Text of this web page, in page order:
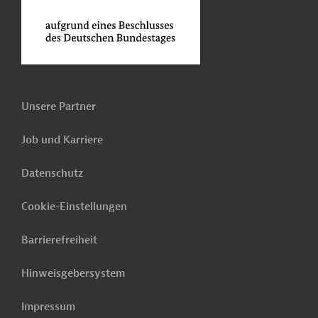
Unsere Partner
Job und Karriere
Datenschutz
Cookie-Einstellungen
Barrierefreiheit
Hinweisgebersystem
Impressum